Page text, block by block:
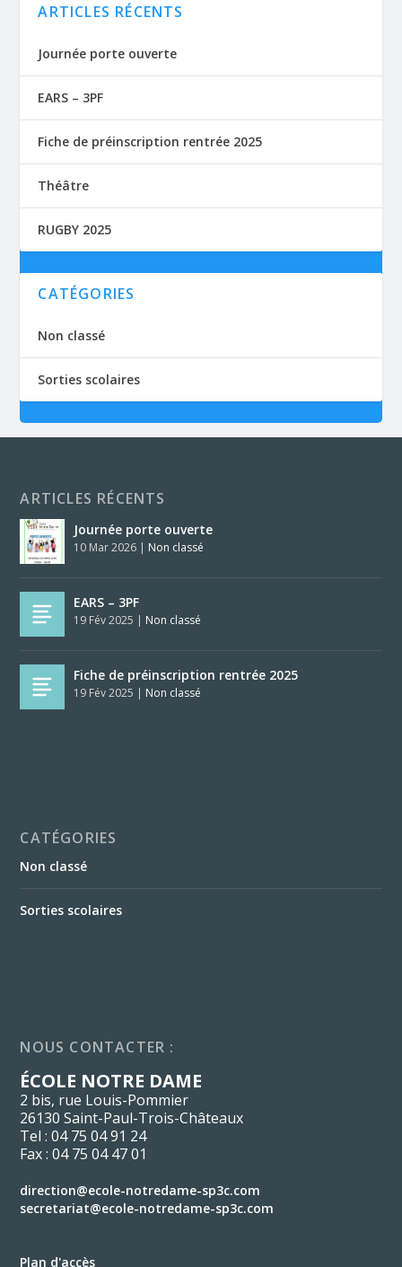
ARTICLES RÉCENTS
Journée porte ouverte
EARS – 3PF
Fiche de préinscription rentrée 2025
Théâtre
RUGBY 2025
CATÉGORIES
Non classé
Sorties scolaires
ARTICLES RÉCENTS
Journée porte ouverte
10 Mar 2026 | Non classé
EARS – 3PF
19 Fév 2025 | Non classé
Fiche de préinscription rentrée 2025
19 Fév 2025 | Non classé
CATÉGORIES
Non classé
Sorties scolaires
NOUS CONTACTER :
ÉCOLE NOTRE DAME
2 bis, rue Louis-Pommier
26130 Saint-Paul-Trois-Châteaux
Tel : 04 75 04 91 24
Fax : 04 75 04 47 01
direction@ecole-notredame-sp3c.com
secretariat@ecole-notredame-sp3c.com
Plan d'accès